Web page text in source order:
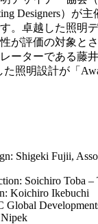
Designers）が
。卓越した照明
が評価の対象と
ーターである藤
照明設計が「
Shigeki Fujii,
Soichiro Toba –
Koichiro Ikebuchi
Global